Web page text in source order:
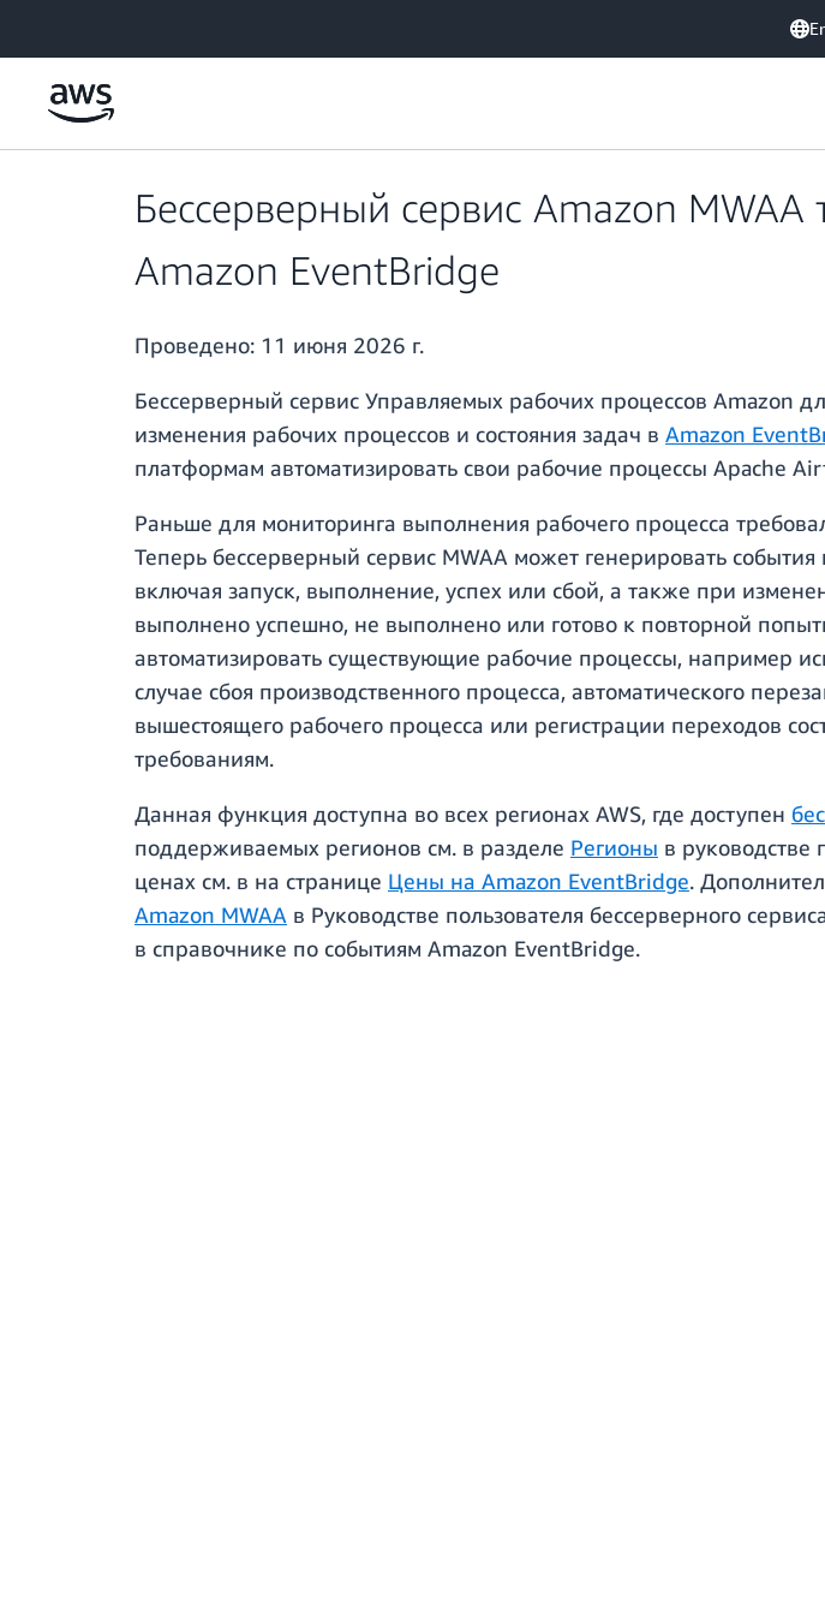
Бессерверный сервис Amazon
Amazon EventBridge
Проведено: 11 июня 2026 г.
Бессерверный сервис Управляемых рабочих процессов Amazon
изменения рабочих процессов и состояния задач в Amazon
платформам автоматизировать свои рабочие процессы Apache
Раньше для мониторинга выполнения рабочего процесса
Теперь бессерверный сервис MWAA может генерировать
включая запуск, выполнение, успех или сбой, а также при
выполнено успешно, не выполнено или готово к повторной
автоматизировать существующие рабочие процессы, например
случае сбоя производственного процесса, автоматического
вышестоящего рабочего процесса или регистрации переходов
требованиям.
Данная функция доступна во всех регионах AWS, где доступен
поддерживаемых регионов см. в разделе Регионы в руководстве
ценах см. в на странице Цены на Amazon EventBridge.
Amazon MWAA в Руководстве пользователя бессерверного
в справочнике по событиям Amazon EventBridge.